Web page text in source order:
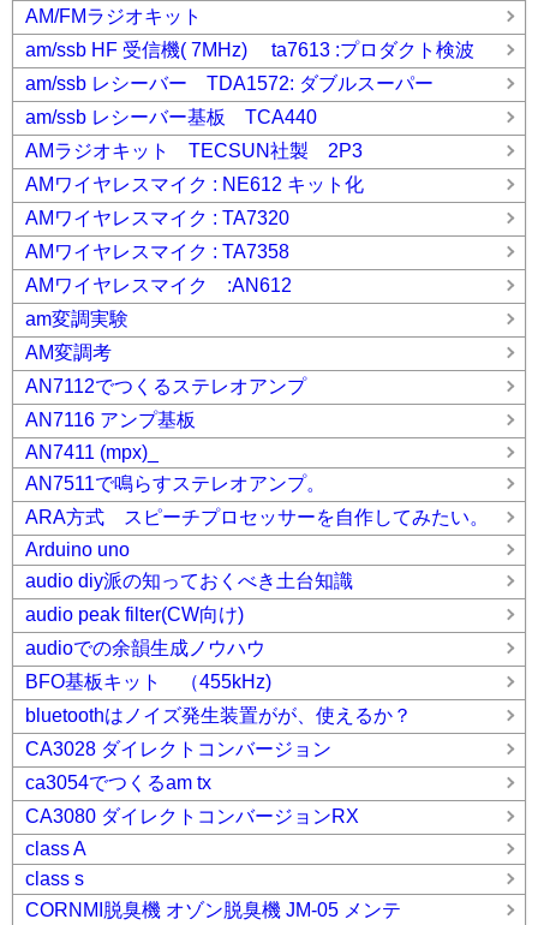
AM/FMラジオキット
am/ssb HF 受信機( 7MHz) ta7613 :プロダクト検波
am/ssb レシーバー TDA1572: ダブルスーパー
am/ssb レシーバー基板 TCA440
AMラジオキット TECSUN社製 2P3
AMワイヤレスマイク : NE612 キット化
AMワイヤレスマイク : TA7320
AMワイヤレスマイク : TA7358
AMワイヤレスマイク :AN612
am変調実験
AM変調考
AN7112でつくるステレオアンプ
AN7116 アンプ基板
AN7411 (mpx)_
AN7511で鳴らすステレオアンプ。
ARA方式 スピーチプロセッサーを自作してみたい。
Arduino uno
audio diy派の知っておくべき土台知識
audio peak filter(CW向け)
audioでの余韻生成ノウハウ
BFO基板キット （455kHz)
bluetoothはノイズ発生装置がが、使えるか？
CA3028 ダイレクトコンバージョン
ca3054でつくるam tx
CA3080 ダイレクトコンバージョンRX
class A
class s
CORNMI脱臭機 オゾン脱臭機 JM-05 メンテ